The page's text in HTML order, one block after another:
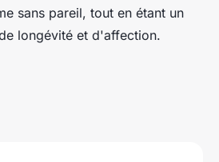
sans pareil, tout en étant un
longévité et d'affection.